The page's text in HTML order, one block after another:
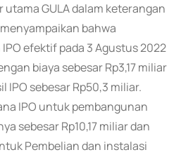
GULA dalam keterangan
bahwa
efektif pada 3 Agustus 2022
biaya sebesar Rp3,17 miliar
IPO sebesar Rp50,3 miliar.
IPO untuk pembangunan
sebesar Rp10,17 miliar dan
Pembelian dan instalasi